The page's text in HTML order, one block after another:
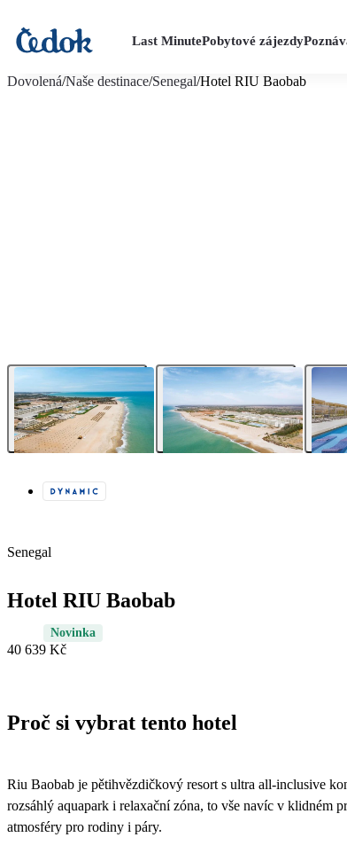
Last MinutePobytové zájezdy
Dovolená/Naše destinace/Senegal/Hotel RIU Baobab
Senegal
Hotel RIU Baobab
Novinka
40 639 Kč
Proč si vybrat tento hotel
Riu Baobab je pětihvězdičkový resort s ultra all‑inclusive
rozsáhlý aquapark i relaxační zóna, to vše navíc v klidném
atmosféry pro rodiny i páry.